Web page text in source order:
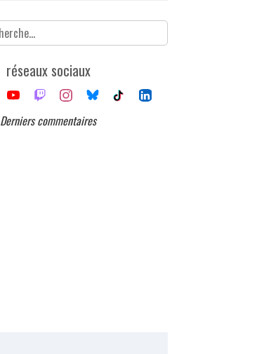
réseaux sociaux
Derniers commentaires